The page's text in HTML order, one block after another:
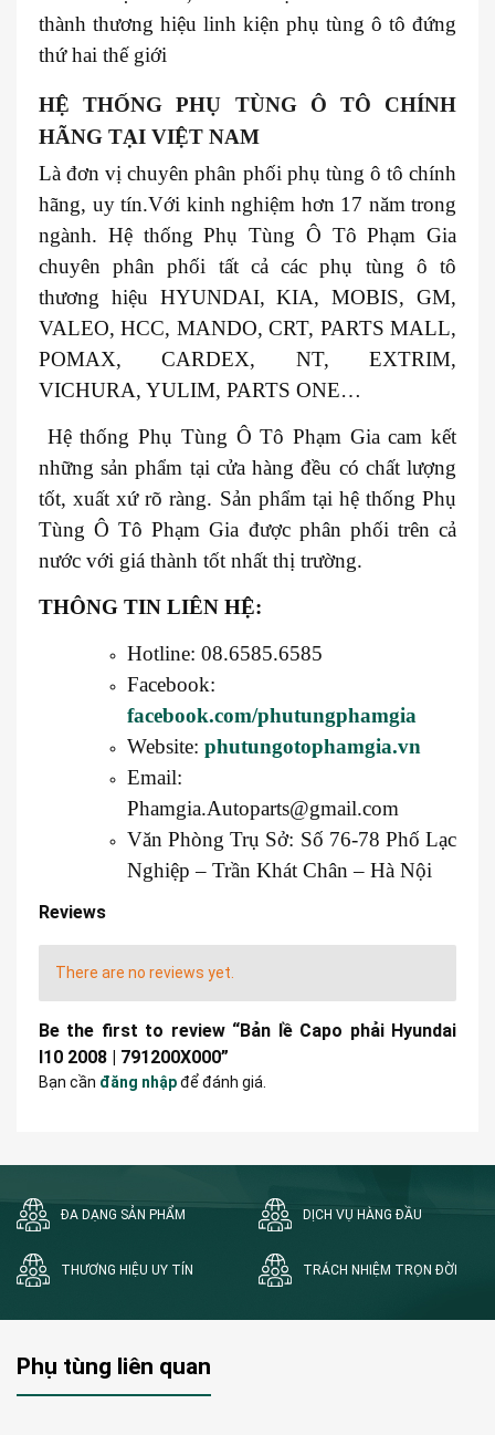
thành thương hiệu linh kiện phụ tùng ô tô đứng
thứ hai thế giới
HỆ THỐNG PHỤ TÙNG Ô TÔ CHÍNH
HÃNG TẠI VIỆT NAM
Là đơn vị chuyên phân phối phụ tùng ô tô chính
hãng, uy tín.Với kinh nghiệm hơn 17 năm trong
ngành. Hệ thống Phụ Tùng Ô Tô Phạm Gia
chuyên phân phối tất cả các phụ tùng ô tô
thương hiệu HYUNDAI, KIA, MOBIS, GM,
VALEO, HCC, MANDO, CRT, PARTS MALL,
POMAX, CARDEX, NT, EXTRIM,
VICHURA, YULIM, PARTS ONE…
Hệ thống Phụ Tùng Ô Tô Phạm Gia cam kết
những sản phẩm tại cửa hàng đều có chất lượng
tốt, xuất xứ rõ ràng. Sản phẩm tại hệ thống Phụ
Tùng Ô Tô Phạm Gia được phân phối trên cả
nước với giá thành tốt nhất thị trường.
THÔNG TIN LIÊN HỆ:
Hotline: 08.6585.6585
Facebook:
facebook.com/phutungphamgia
Website: phutungotophamgia.vn
Email:
Phamgia.Autoparts@gmail.com
Văn Phòng Trụ Sở: Số 76-78 Phố Lạc
Nghiệp – Trần Khát Chân – Hà Nội
Reviews
There are no reviews yet.
Be the first to review “Bản lề Capo phải Hyundai
I10 2008 | 791200X000”
Bạn cần đăng nhậpđể đánh giá.
ĐA DẠNG SẢN PHẨM DỊCH VỤ HÀNG ĐẦU
THƯƠNG HIỆU UY TÍN TRÁCH NHIỆM TRỌN ĐỜI
Phụ tùng liên quan